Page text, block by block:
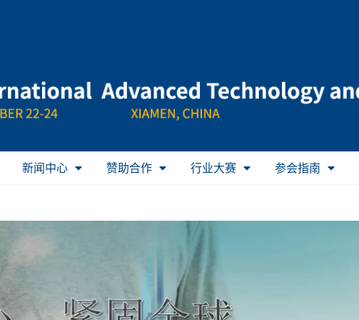
新闻中心 赞助合作 行业大赛 参会指南